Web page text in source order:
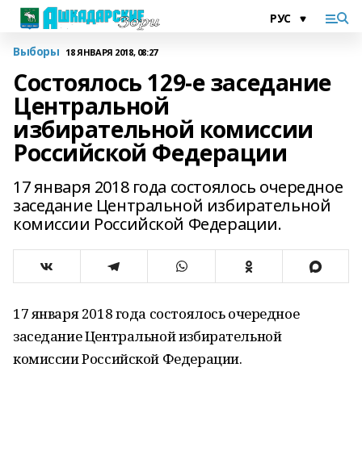
Выборы 18 ЯНВАРЯ 2018, 08:27
Состоялось 129-е заседание
Центральной
избирательной комиссии
Российской Федерации
17 января 2018 года состоялось очередное
заседание Центральной избирательной
комиссии Российской Федерации.
17 января 2018 года состоялось очередное
заседание Центральной избирательной
комиссии Российской Федерации.